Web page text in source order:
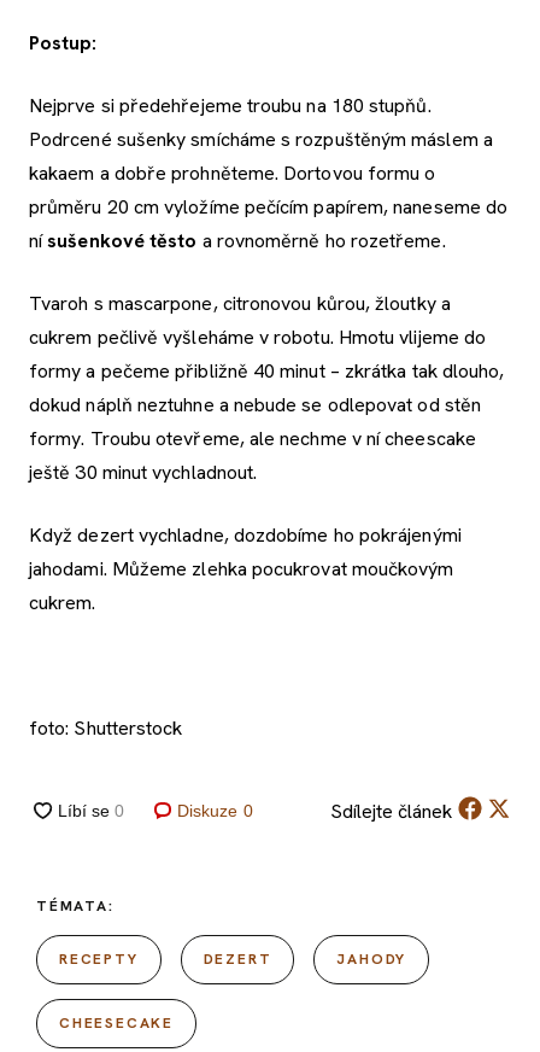
Postup:
Nejprve si předehřejeme troubu na 180 stupňů.
Podrcené sušenky smícháme s rozpuštěným máslem a
kakaem a dobře prohněteme. Dortovou formu o
průměru 20 cm vyložíme pečícím papírem, naneseme do
nísušenkové těsto a rovnoměrně ho rozetřeme.
Tvaroh s mascarpone, citronovou kůrou, žloutky a
cukrem pečlivě vyšleháme v robotu. Hmotu vlijeme do
formy a pečeme přibližně 40 minut – zkrátka tak dlouho,
dokud náplň neztuhne a nebude se odlepovat od stěn
formy. Troubu otevřeme, ale nechme v ní cheescake
ještě 30 minut vychladnout.
Když dezert vychladne, dozdobíme ho pokrájenými
jahodami. Můžeme zlehka pocukrovat moučkovým
cukrem.
foto: Shutterstock
Diskuze 0 Sdílejte článek
TÉMATA:
RECEPTY DEZERT JAHODY
CHEESECAKE